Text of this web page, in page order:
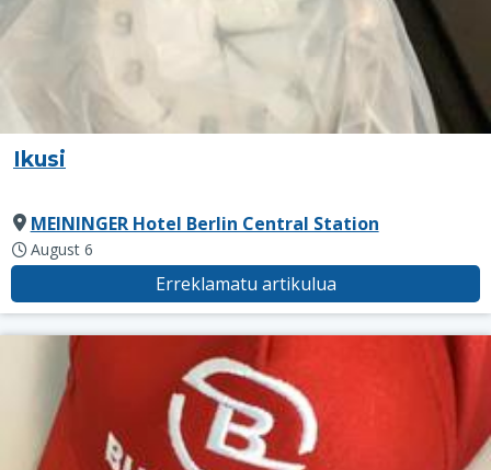
Ikusi
MEININGER Hotel Berlin Central Station
August 6
Erreklamatu artikulua